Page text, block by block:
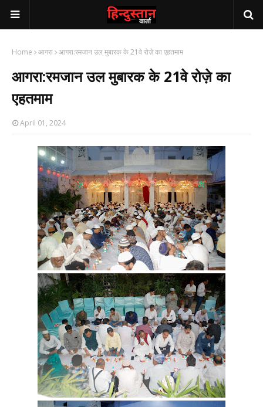
Home आगरा आगरा:रमजान उल मुबारक के 21वे रोज़े का एहतमाम
आगरा:रमजान उल मुबारक के 21वे रोज़े का
एहतमाम
April 01, 2024